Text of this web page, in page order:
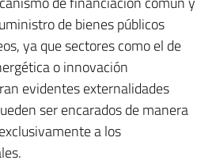
de bienes públicos
ya que sectores como el de
o innovación
evidentes externalidades
ser encarados de manera
a los